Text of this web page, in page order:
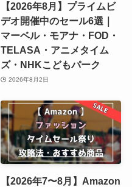
【2026年8月】プライムビ
デオ開催中のセール6選｜
マーベル・モアナ・FOD・
TELASA・アニメタイム
ズ・NHKこどもパーク
2026年8月2日
【2026年7〜8月】Amazon